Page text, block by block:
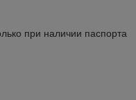
при наличии паспорта